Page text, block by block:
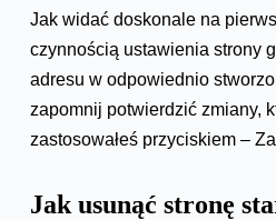
Jak widać doskonale na
czynnością ustawienia strony
adresu w odpowiednio
zapomnij potwierdzić zmiany,
zastosowałeś przyciskiem –
Jak usunąć stronę